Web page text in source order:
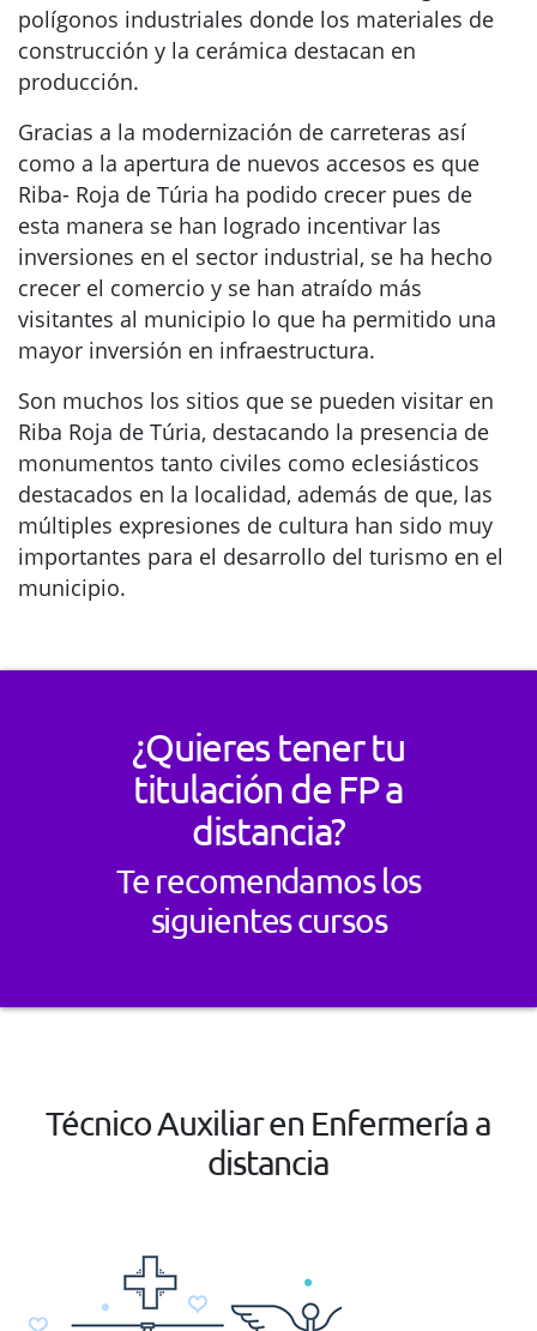
polígonos industriales donde los materiales de
construcción y la cerámica destacan en
producción.
Gracias a la modernización de carreteras así
como a la apertura de nuevos accesos es que
Riba- Roja de Túria ha podido crecer pues de
esta manera se han logrado incentivar las
inversiones en el sector industrial, se ha hecho
crecer el comercio y se han atraído más
visitantes al municipio lo que ha permitido una
mayor inversión en infraestructura.
Son muchos los sitios que se pueden visitar en
Riba Roja de Túria, destacando la presencia de
monumentos tanto civiles como eclesiásticos
destacados en la localidad, además de que, las
múltiples expresiones de cultura han sido muy
importantes para el desarrollo del turismo en el
municipio.
¿Quieres tener tu
titulación de FP a
distancia?
Te recomendamos los
siguientes cursos
Técnico Auxiliar en Enfermería a
distancia